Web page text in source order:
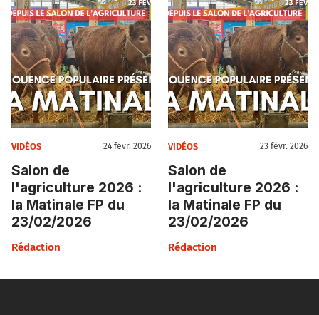
VIDÉOS 24 févr. 2026
Salon de
l'agriculture 2026 :
la Matinale FP du
23/02/2026
Rédaction
VIDÉOS 23 févr. 2026
Salon de
l'agriculture 2026 :
la Matinale FP du
23/02/2026
Rédaction